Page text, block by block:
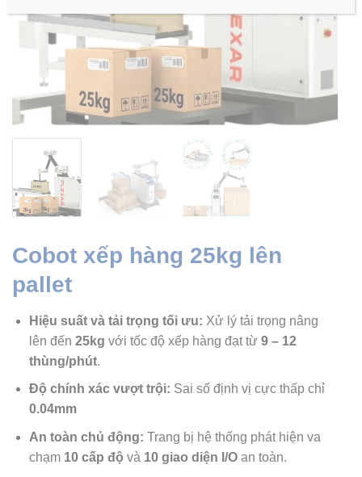
Cobot xếp hàng 25kg lên
pallet
Hiệu suất và tải trọng tối ưu: Xử lý tải trọng nâng
lên đến 25kg với tốc độ xếp hàng đạt từ 9 – 12
thùng/phút.
Độ chính xác vượt trội: Sai số định vị cực thấp chỉ
0.04mm
An toàn chủ động: Trang bị hệ thống phát hiện va
chạm 10 cấp độ và 10 giao diện I/Oan toàn.